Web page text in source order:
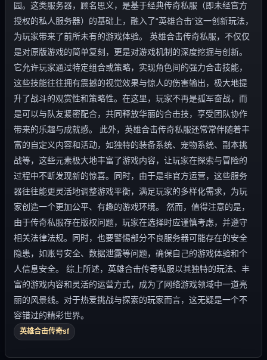
园。这类服务器，顾名思义，是基于经典传奇私服（即未经官方
授权的私人服务器）的基础上，融入了“英雄合击”这一创新玩法，
为玩家带来了前所未有的游戏体验。 英雄合击传奇私服，不仅仅
是对原版游戏的简单复刻，更是对游戏机制的深度挖掘与创新。
它允许玩家通过特定组合或策略，实现角色间的强力合击技能，
这些技能往往拥有震撼的视觉效果与惊人的伤害输出，极大地提
升了战斗的观赏性和策略性。在这里，玩家不再是孤军奋战，而
是可以与队友紧密配合，共同释放华丽的合击技，享受团队协作
带来的乐趣与成就感。 此外，英雄合击传奇私服还常常伴随着丰
富的自定义内容和活动，如独特的装备系统、宠物系统、副本挑
战等，这些元素极大地丰富了游戏内容，让玩家在探索与冒险的
过程中不断发现新的惊喜。同时，由于是非官方运营，这些服务
器往往能更灵活地调整游戏平衡，满足玩家的多样化需求，为玩
家创造一个更加公平、有趣的游戏环境。 然而，值得注意的是，
由于传奇私服存在版权问题，玩家在选择时应谨慎考虑，并遵守
相关法律法规。同时，也要警惕部分不良服务器可能存在的安全
隐患，如账号安全、数据泄露等问题，确保自己的游戏体验和个
人信息安全。 综上所述，英雄合击传奇私服以其独特的玩法、丰
富的游戏内容和灵活的运营方式，成为了网络游戏领域中一道亮
丽的风景线。对于热爱挑战与探索的玩家而言，这无疑是一个不
容错过的精彩世界。
英雄合击传奇sf